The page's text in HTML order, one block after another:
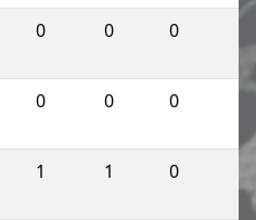
0 0 0
0 0 0
1 1 0